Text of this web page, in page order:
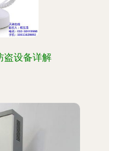
盗设备详解